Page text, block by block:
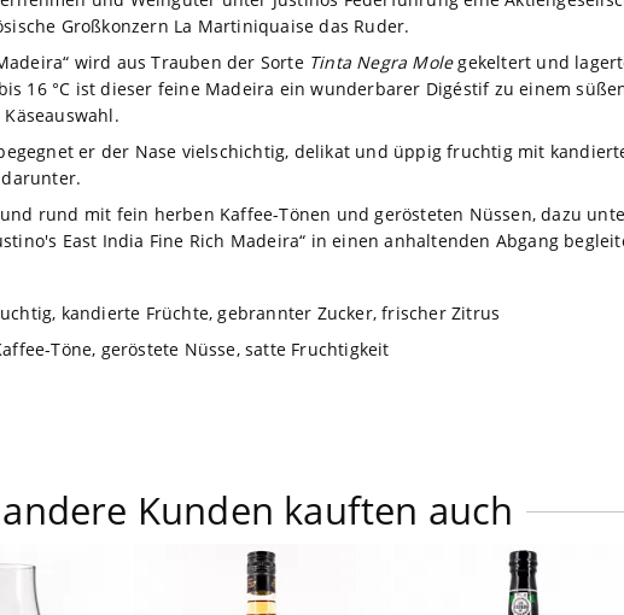
Großkonzern La Martiniquaise das Ruder.
wird aus Trauben der Sorte Tinta Negra Molegekeltert und
16 °C ist dieser feine Madeira ein wunderbarer Digéstif zu einem
er der Nase vielschichtig, delikat und üppig fruchtig mit
rund mit fein herben Kaffee-Tönen und gerösteten Nüssen, dazu
East India Fine Rich Madeira“ in einen anhaltenden Abgang
kandierte Früchte, gebrannter Zucker, frischer Zitrus
Töne, geröstete Nüsse, satte Fruchtigkeit
andere Kunden kauften auch